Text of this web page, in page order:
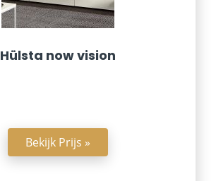
Hülsta now vision
Bekijk Prijs »